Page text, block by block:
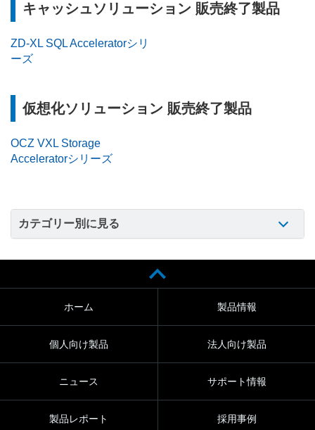
キャッシュソリューション 販売終了製品
ZD-XL SQL Acceleratorシリ
ーズ
仮想化ソリューション 販売終了製品
OCZ VXL Storage
Acceleratorシリーズ
カテゴリー別に見る
ホーム 製品情報
個人向け製品 法人向け製品
ニュース サポート情報
製品レポート 採用事例